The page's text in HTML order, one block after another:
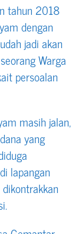
tahun 2018
dengan
jadi akan
Warga
persoalan
masih jalan,
yang
lapangan